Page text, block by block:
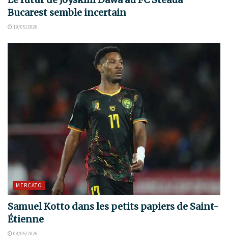
Bucarest semble incertain
19/05/2026
MERCATO
Samuel Kotto dans les petits papiers de Saint-
Étienne
08/05/2026